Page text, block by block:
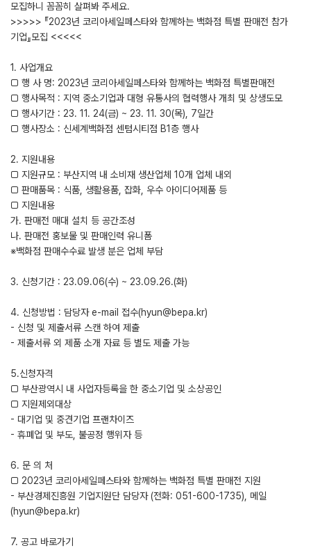
모집하니 꼼꼼히 살펴봐 주세요.
>>>>> 『2023년 코리아세일페스타와 함께하는 백화점 특별 판매전 참가
기업』모집 <<<<<
1. 사업개요
□ 행 사 명: 2023년 코리아세일페스타와 함께하는 백화점 특별판매전
□ 행사목적 : 지역 중소기업과 대형 유통사의 협력행사 개최 및 상생도모
□ 행사기간 : 23. 11. 24(금) ~ 23. 11. 30(목), 7일간
□ 행사장소 : 신세계백화점 센텀시티점 B1층 행사
2. 지원내용
□ 지원규모 : 부산지역 내 소비재 생산업체 10개 업체 내외
□ 판매품목 : 식품, 생활용품, 잡화, 우수 아이디어제품 등
□ 지원내용
가. 판매전 매대 설치 등 공간조성
나. 판매전 홍보물 및 판매인력 유니폼
※백화점 판매수수료 발생 분은 업체 부담
3. 신청기간 : 23.09.06(수) ~ 23.09.26.(화)
4. 신청방법 : 담당자 e-mail 접수(hyun@bepa.kr)
- 신청 및 제출서류 스캔 하여 제출
- 제출서류 외 제품 소개 자료 등 별도 제출 가능
5.신청자격
□ 부산광역시 내 사업자등록을 한 중소기업 및 소상공인
□ 지원제외대상
- 대기업 및 중견기업 프랜차이즈
- 휴폐업 및 부도, 불공정 행위자 등
6. 문 의 처
□ 2023년 코리아세일페스타와 함께하는 백화점 특별 판매전 지원
- 부산경제진흥원 기업지원단 담당자 (전화: 051-600-1735), 메일
(hyun@bepa.kr)
7. 공고 바로가기